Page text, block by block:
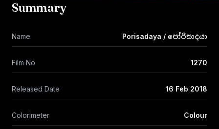
Summary
Name Porisadaya / පෝරිසාදයා
Film No 1270
Released Date 16 Feb 2018
Colorimeter Colour